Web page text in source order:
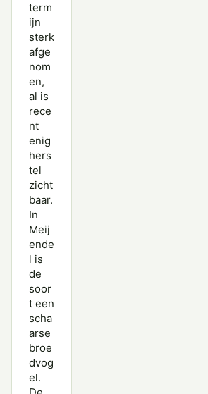
term
ijn
sterk
afge
nom
en,
al is
rece
nt
enig
hers
tel
zicht
baar.
In
Meij
ende
l is
de
soor
t een
scha
arse
broe
dvog
el.